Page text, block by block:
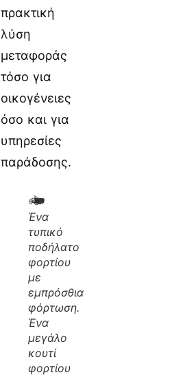
πρακτική
λύση
μεταφοράς
τόσο για
οικογένειες
όσο και για
υπηρεσίες
παράδοσης.
Ένα
τυπικό
ποδήλατο
φορτίου
με
εμπρόσθια
φόρτωση.
Ένα
μεγάλο
κουτί
φορτίου